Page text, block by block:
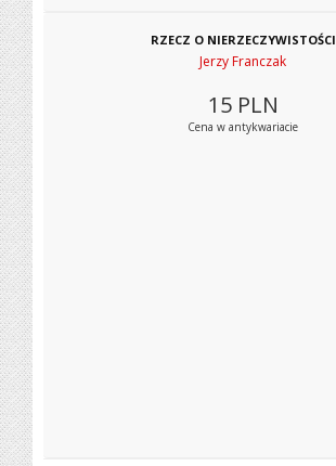
RZECZ O NIERZECZYWISTOŚCI
Jerzy Franczak
15 PLN
Cena w antykwariacie